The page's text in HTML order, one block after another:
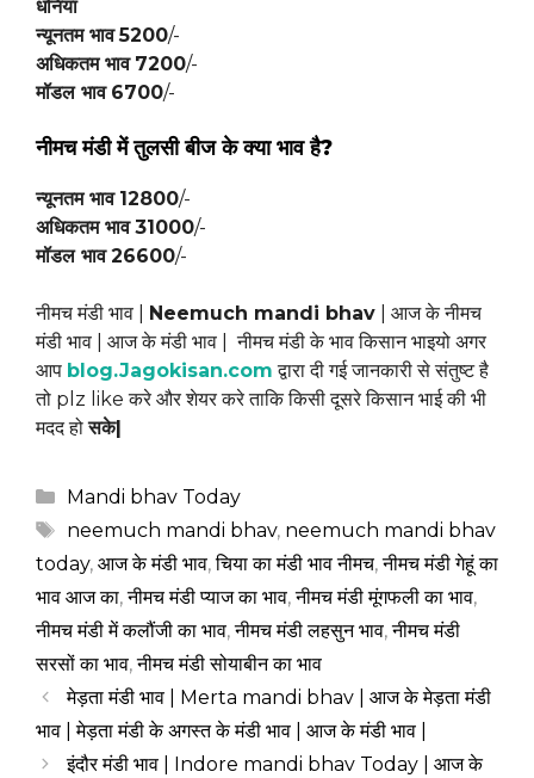
धनिया
न्यूनतम भाव 5200/-
अधिकतम भाव 7200/-
मॉडल भाव 6700/-
नीमच मंडी मेंतुलसी बीजके क्या भाव है?
न्यूनतम भाव 12800/-
अधिकतम भाव 31000/-
मॉडल भाव 26600/-
नीमच मंडी भाव | Neemuch mandi bhav | आज के नीमच
मंडी भाव | आज के मंडी भाव | नीमच मंडी के भाव किसान भाइयो अगर
आप blog.Jagokisan.com द्वारा दी गई जानकारी से संतुष्ट है
तो plz like करे और शेयर करे ताकि किसी दूसरे किसान भाई की भी
मदद होसके|
Categories
Mandi bhav Today
Tags
neemuch mandi bhav, neemuch mandi bhav
today, आज के मंडी भाव,चिया का मंडी भाव नीमच,नीमच मंडी गेहूं का
भाव आज का,नीमच मंडी प्याज का भाव,नीमच मंडी मूंगफली का भाव,
नीमच मंडी में कलौंजी का भाव,नीमच मंडी लहसुन भाव,नीमच मंडी
सरसों का भाव,नीमच मंडी सोयाबीन का भाव
मेड़ता मंडी भाव | Merta mandi bhav | आज के मेड़ता मंडी
भाव | मेड़ता मंडी के अगस्त के मंडी भाव | आज के मंडी भाव |
इंदौर मंडी भाव | Indore mandi bhav Today | आज के